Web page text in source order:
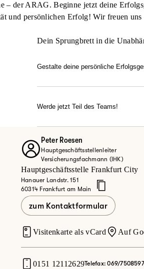
– der ARAG. Beginne jetzt deine
und persönlichen Erfolg! Wir freuen uns
Dein Sprungbrett in die
Gestalte deine persönliche
Karrierechancen?
Werde jetzt Teil des Teams!
Jetzt mehr erfahren
Peter Roesen
Hauptgeschäftsstellenleiter
Versicherungsfachmann (IHK)
Hauptgeschäftsstelle Frankfurt City
Hanauer Landstr. 151
60314 Frankfurt am Main
zum Kontaktformular
Visitenkarte als vCard Auf
0151 12112629Telefax: 069/